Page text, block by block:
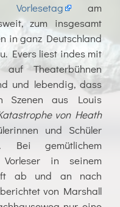
Vorlesetag
am
zum insgesamt
in ganz Deutschland
Evers liest indes mit
Theaterbühnen
und lebendig, dass
Szenen aus Louis
von Heath
und Schüler
Bei gemütlichem
in seinem
ab und an nach
von Marshall